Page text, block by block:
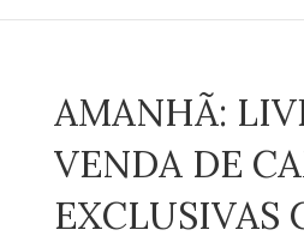
AMANHÃ:
VENDA DE
EXCLUSIVAS